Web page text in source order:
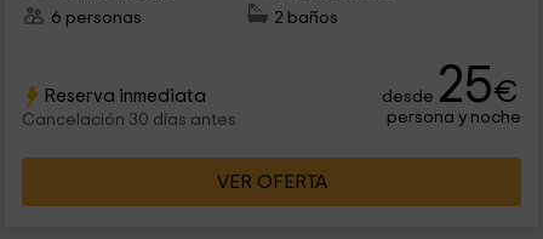
6 personas
2 baños
Reserva inmediata
Cancelación 30 días antes
desde 25€
persona y noche
VER OFERTA